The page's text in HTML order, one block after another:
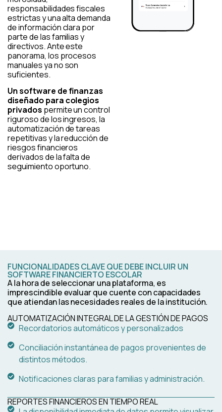
responsabilidades fiscales
estrictas y una alta demanda
de información clara por
parte de las familias y
directivos. Ante este
panorama, los procesos
manuales ya no son
suficientes.
Un software de finanzas
diseñado para colegios
privados permite un control
riguroso de los ingresos, la
automatización de tareas
repetitivas y la reducción de
riesgos financieros
derivados de la falta de
seguimiento oportuno.
FUNCIONALIDADES CLAVE QUE DEBE INCLUIR UN
SOFTWARE FINANCIERTO ESCOLAR
A la hora de seleccionar una plataforma, es
imprescindible evaluar que cuente con capacidades
que atiendan las necesidades reales de la institución.
AUTOMATIZACIÓN INTEGRAL DE LA GESTIÓN DE PAGOS
Recordatorios automáticos y personalizados
Conciliación instantánea de pagos provenientes de
distintos métodos.
Notificaciones claras para familias y administración.
REPORTES FINANCIEROS EN TIEMPO REAL